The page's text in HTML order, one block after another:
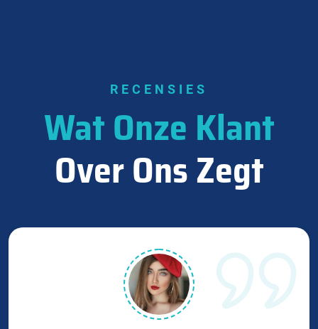
RECENSIES
Wat Onze Klant
Over Ons Zegt